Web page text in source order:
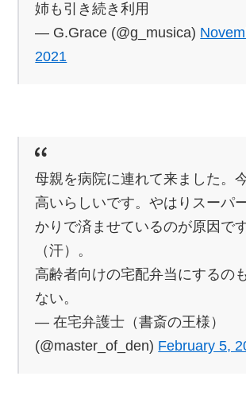
姉も引き続き利用
— G.Grace (@g_musica)
2021
母親を病院に連れて来ました。
高いらしいです。やはりスーパ
かりで済ませているのが原因で
（汗）。
高齢者向けの宅配弁当にするの
ない。
— 在宅弁護士（書斎の王様）
(@master_of_den) February 5,